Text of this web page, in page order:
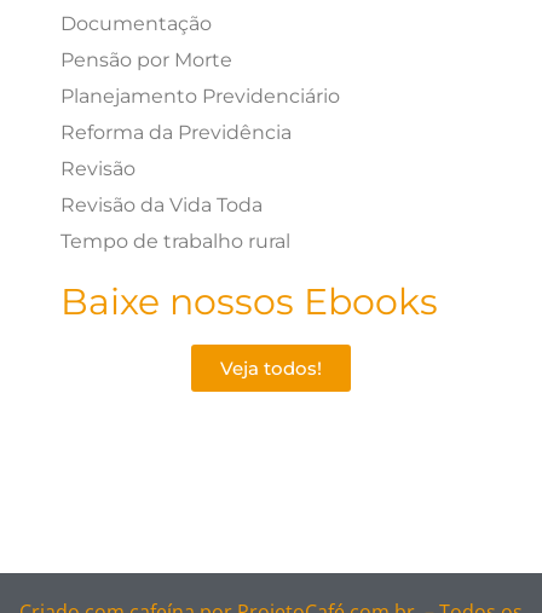
Documentação
Pensão por Morte
Planejamento Previdenciário
Reforma da Previdência
Revisão
Revisão da Vida Toda
Tempo de trabalho rural
Baixe nossos Ebooks
Veja todos!